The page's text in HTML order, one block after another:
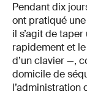
Pendant dix
ont pratiqué
il s’agit de
rapidement et
d’un clavier —,
domicile de
l’administration